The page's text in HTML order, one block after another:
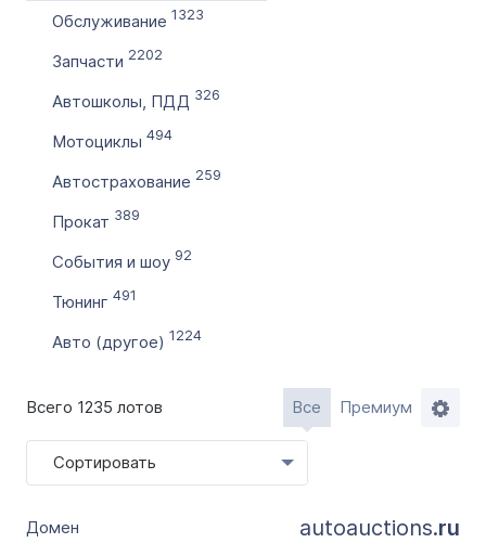
до
Количество символов
с
Дополнительные условия
Словарное слово в домене
Тип продажи
Оформление до 20 дней
Обслуживание 1323
Запчасти 2202
Автошколы, ПДД 326
Мотоциклы 494
Автострахование 259
Прокат 389
События и шоу 92
Тюнинг 491
Авто (другое) 1224
Всего 1235 лотов Все Премиум
Сортировать
autoauctions.ru